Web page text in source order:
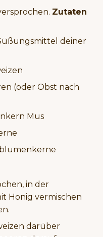
Zutaten
deiner
(oder Obst nach
Mus
in der
Honig vermischen
darüber